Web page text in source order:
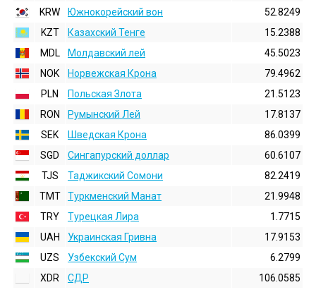
KRW
Южнокорейский вон
52.8249
KZT
Казахский Тенге
15.2388
MDL
Молдавский лей
45.5023
NOK
Норвежская Крона
79.4962
PLN
Польская Злота
21.5123
RON
Румынский Лей
17.8137
SEK
Шведская Крона
86.0399
SGD
Сингапурский доллар
60.6107
TJS
Таджикский Сомони
82.2419
TMT
Туркменский Манат
21.9948
TRY
Турецкая Лира
1.7715
UAH
Украинская Гривна
17.9153
UZS
Узбекский Сум
6.2799
XDR
СДР
106.0585